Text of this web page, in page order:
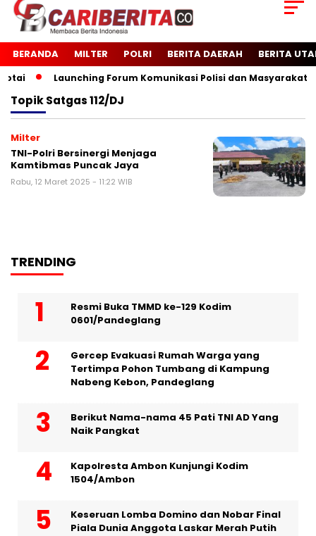
BERANDA MILTER POLRI BERITA DAERAH BERITA
Launching Forum Komunikasi Polisi dan Masyarakat
TopikSatgas 112/DJ
Milter
TNI-Polri Bersinergi Menjaga
Kamtibmas Puncak Jaya
Rabu, 12 Maret 2025 - 11:22 WIB
TRENDING
Resmi Buka TMMD ke-129 Kodim
0601/Pandeglang
Gercep Evakuasi Rumah Warga yang
Tertimpa Pohon Tumbang di Kampung
Nabeng Kebon, Pandeglang
Berikut Nama-nama 45 Pati TNI AD Yang
Naik Pangkat
Kapolresta Ambon Kunjungi Kodim
1504/Ambon
Keseruan Lomba Domino dan Nobar Final
Piala Dunia Anggota Laskar Merah Putih